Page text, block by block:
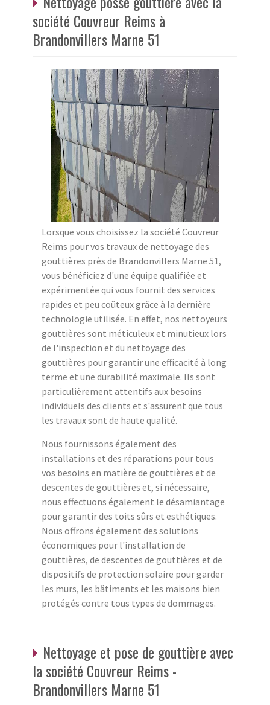
société Couvreur Reims à
Brandonvillers Marne 51
Lorsque vous choisissez la société Couvreur
Reims pour vos travaux de nettoyage des
gouttières près de Brandonvillers Marne 51,
vous bénéficiez d'une équipe qualifiée et
expérimentée qui vous fournit des services
rapides et peu coûteux grâce à la dernière
technologie utilisée. En effet, nos nettoyeurs
gouttières sont méticuleux et minutieux lors
de l'inspection et du nettoyage des
gouttières pour garantir une efficacité à long
terme et une durabilité maximale. Ils sont
particulièrement attentifs aux besoins
individuels des clients et s'assurent que tous
les travaux sont de haute qualité.
Nous fournissons également des
installations et des réparations pour tous
vos besoins en matière de gouttières et de
descentes de gouttières et, si nécessaire,
nous effectuons également le désamiantage
pour garantir des toits sûrs et esthétiques.
Nous offrons également des solutions
économiques pour l'installation de
gouttières, de descentes de gouttières et de
dispositifs de protection solaire pour garder
les murs, les bâtiments et les maisons bien
protégés contre tous types de dommages.
Nettoyage et pose de gouttière avec
la société Couvreur Reims -
Brandonvillers Marne 51